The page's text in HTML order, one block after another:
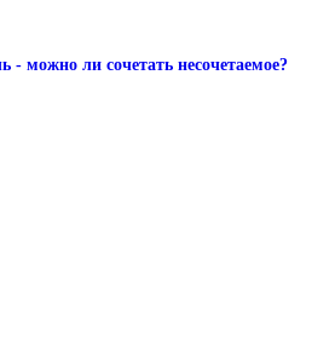
- можно ли сочетать несочетаемое?